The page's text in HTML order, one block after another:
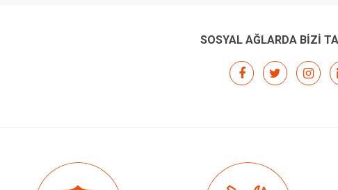
SOSYAL AĞLARDA BİZİ